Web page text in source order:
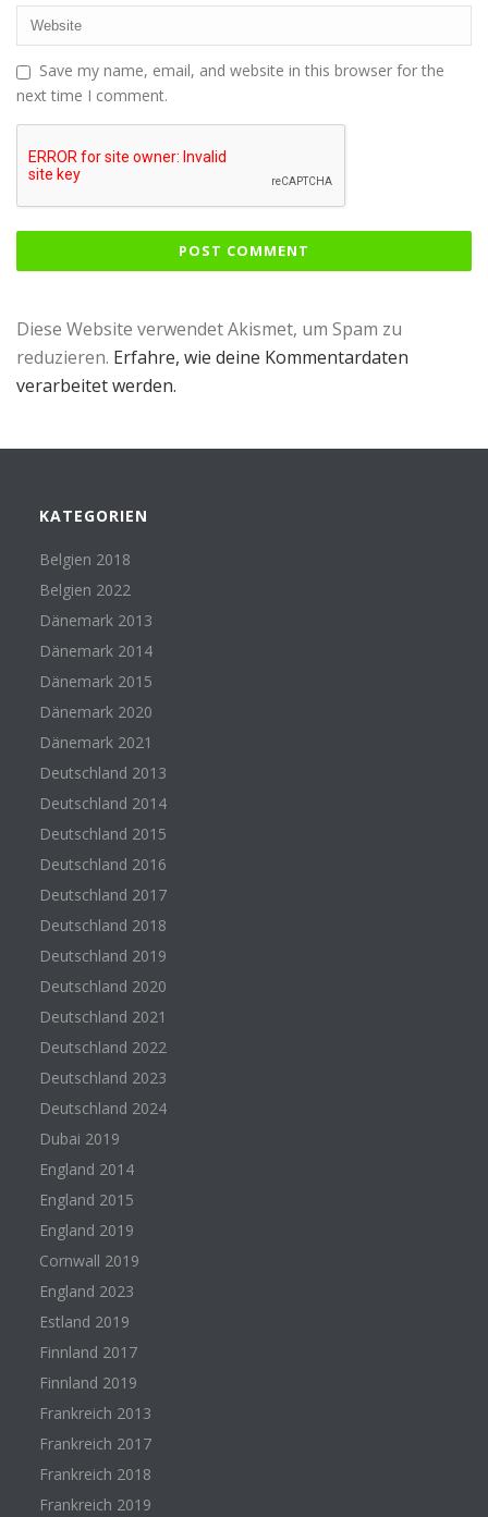
Save my name, email, and website in this browser for the
next time I comment.
Diese Website verwendet Akismet, um Spam zu
reduzieren. Erfahre, wie deine Kommentardaten
verarbeitet werden.
KATEGORIEN
Belgien 2018
Belgien 2022
Dänemark 2013
Dänemark 2014
Dänemark 2015
Dänemark 2020
Dänemark 2021
Deutschland 2013
Deutschland 2014
Deutschland 2015
Deutschland 2016
Deutschland 2017
Deutschland 2018
Deutschland 2019
Deutschland 2020
Deutschland 2021
Deutschland 2022
Deutschland 2023
Deutschland 2024
Dubai 2019
England 2014
England 2015
England 2019
Cornwall 2019
England 2023
Estland 2019
Finnland 2017
Finnland 2019
Frankreich 2013
Frankreich 2017
Frankreich 2018
Frankreich 2019